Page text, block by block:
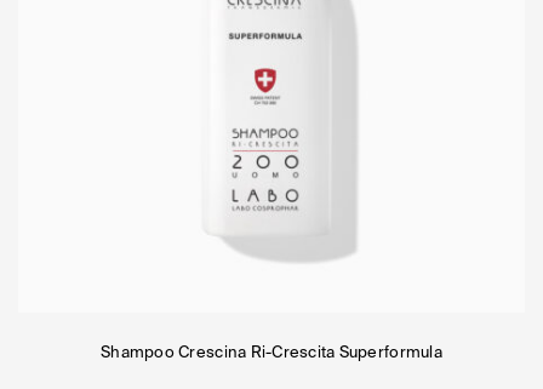
Shampoo Crescina Ri-Crescita Superformula